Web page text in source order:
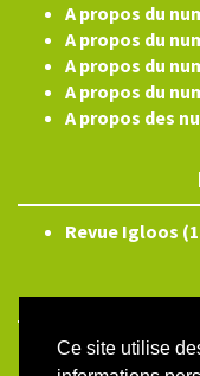
Ce site utilise
A propos du
A propos du
A propos du
A propos du
A propos des
Revue Igloos